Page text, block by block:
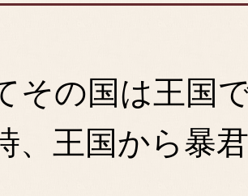
その国は王国
、王国から暴